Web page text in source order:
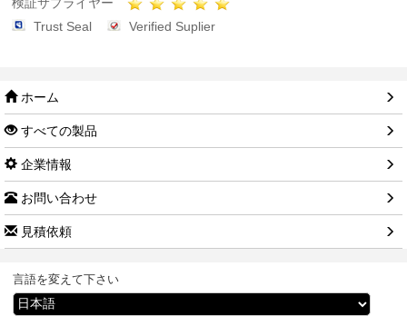
Trust Seal
Verified Suplier
ホーム
すべての製品
企業情報
お問い合わせ
見積依頼
言語を変えて下さい